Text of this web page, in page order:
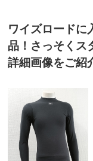
ワイズロードに
品！さっそくス
詳細画像をご紹